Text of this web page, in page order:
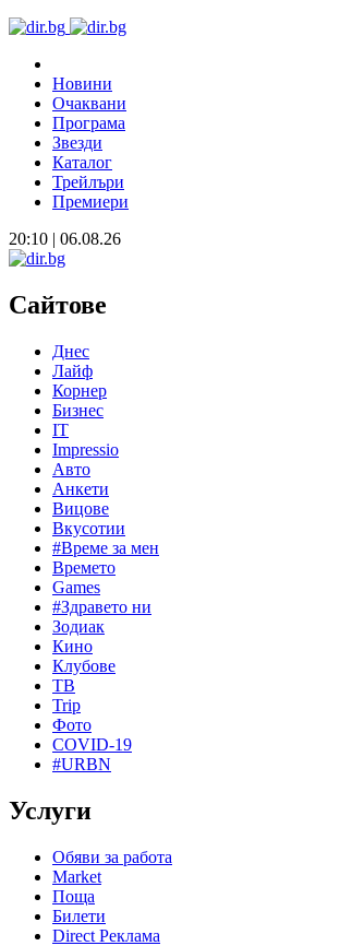
Новини
Очаквани
Програма
Звезди
Каталог
Трейлъри
Премиери
20:10 | 06.08.26
Сайтове
Днес
Лайф
Корнер
Бизнес
IT
Impressio
Авто
Анкети
Вицове
Вкусотии
#Време за мен
Времето
Games
#Здравето ни
Зодиак
Кино
Клубове
ТВ
Trip
Фото
COVID-19
#URBN
Услуги
Обяви за работа
Market
Поща
Билети
Direct Реклама